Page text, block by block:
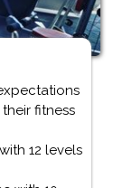
fitness
12 levels